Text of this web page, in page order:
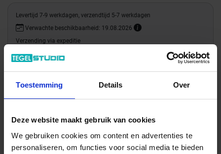
Toestemming Details Over
Deze website maakt gebruik van cookies
We gebruiken cookies om content en advertenties te
personaliseren, om functies voor social media te bieden
Levertijd 7-9 werkdagen, verzendtijd 5-7 werkdagen
Verwachte beschikbaarheid: 19.08.2026
Verzending via expeditie
25,91 €
Totale prijs / geleverde hoeveelheid
25,91 €